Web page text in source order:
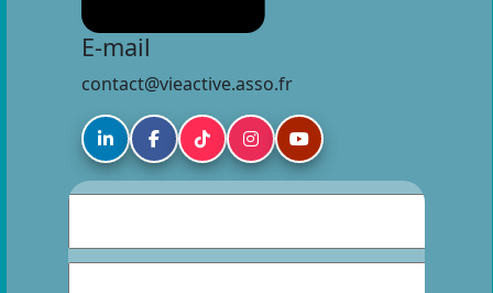
E-mail
contact@vieactive.asso.fr